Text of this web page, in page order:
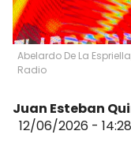
Abelardo De La
Radio
Juan Esteban
12/06/2026 - 14:28